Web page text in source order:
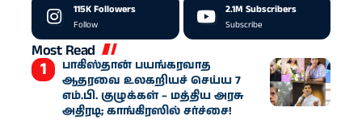
115KFollowers
Follow
2.1M Subscribers
Subscribe
Most Read
பாகிஸ்தான் பயங்கரவாத
ஆதரவை உலகறியச் செய்ய 7
எம்.பி. குழுக்கள் – மத்திய அரசு
அதிரடி; காங்கிரஸில் சர்ச்சை!